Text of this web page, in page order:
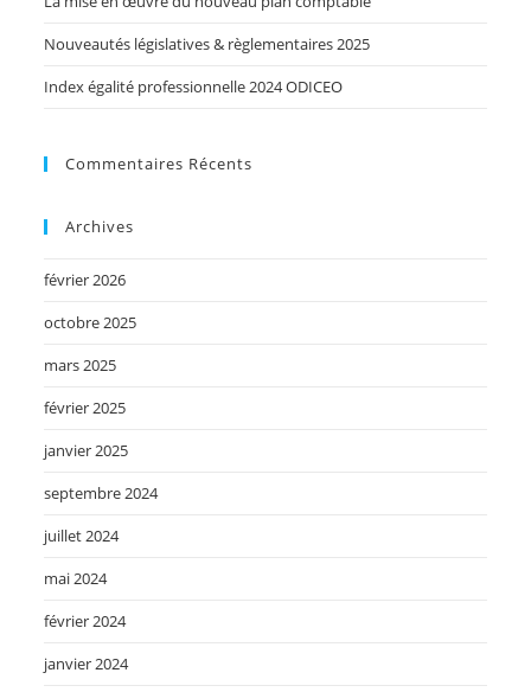
Nouveautés législatives & règlementaires 2025
Index égalité professionnelle 2024 ODICEO
Commentaires Récents
Archives
février 2026
octobre 2025
mars 2025
février 2025
janvier 2025
septembre 2024
juillet 2024
mai 2024
février 2024
janvier 2024